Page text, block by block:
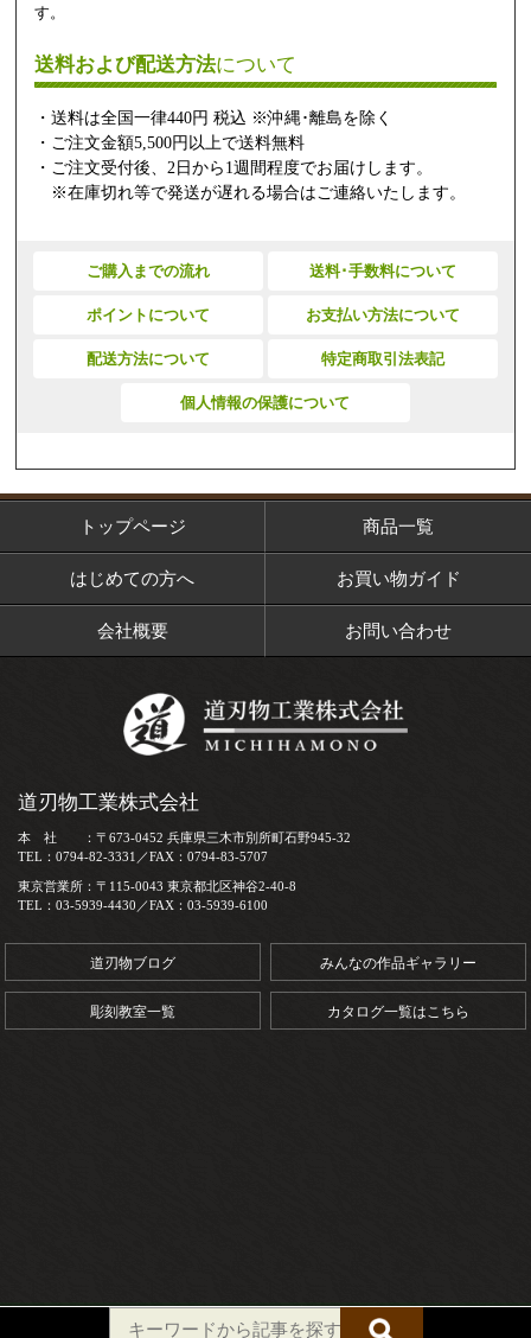
す。
送料および配送方法について
・送料は全国一律440円 税込 ※沖縄･離島を除く
・ご注文金額5,500円以上で送料無料
・ご注文受付後、2日から1週間程度でお届けします。
※在庫切れ等で発送が遅れる場合はご連絡いたします。
ご購入までの流れ 送料･手数料について
ポイントについて お支払い方法について
配送方法について 特定商取引法表記
個人情報の保護について
トップページ 商品一覧
はじめての方へ お買い物ガイド
会社概要 お問い合わせ
道刃物工業株式会社
本 社 ：〒673-0452 兵庫県三木市別所町石野945-32
TEL：0794-82-3331／FAX：0794-83-5707
東京営業所：〒115-0043 東京都北区神谷2-40-8
TEL：03-5939-4430／FAX：03-5939-6100
道刃物ブログ みんなの作品ギャラリー
彫刻教室一覧 カタログ一覧はこちら
Copyright (C) 道刃物工業株式会社. All Rights Reserved.